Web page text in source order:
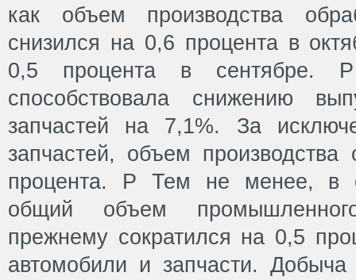
как объем производства
снизился на 0,6 процента в
0,5 процента в сентябре.
способствовала снижению
запчастей на 7,1%. За
запчастей, объем
процента. P Тем не менее, в
общий объем
прежнему сократился на 0,5
автомобили и запчасти.